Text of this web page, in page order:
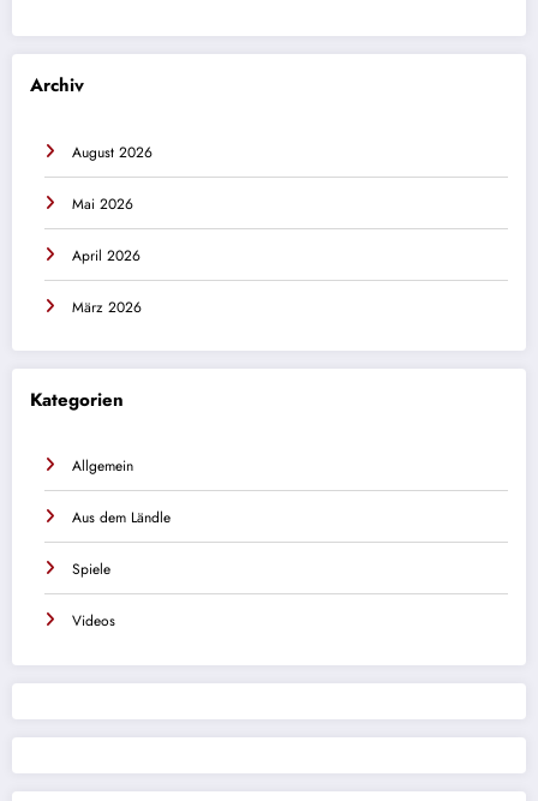
Archiv
August 2026
Mai 2026
April 2026
März 2026
Kategorien
Allgemein
Aus dem Ländle
Spiele
Videos